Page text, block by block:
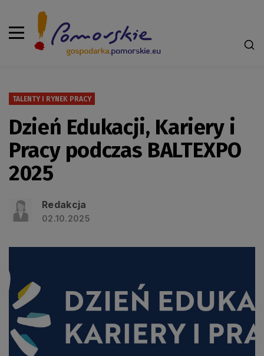
TALENTY I RYNEK PRACY
Dzień Edukacji, Kariery i
Pracy podczas BALTEXPO
2025
Redakcja
02.10.2025